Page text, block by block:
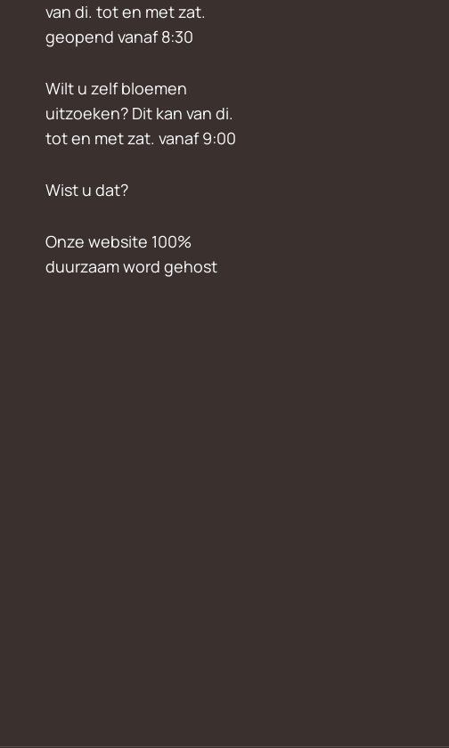
van di. tot en met zat.
geopend vanaf 8:30
Wilt u zelf bloemen
uitzoeken? Dit kan van di.
tot en met zat. vanaf 9:00
Wist u dat?
Onze website 100%
duurzaam word gehost